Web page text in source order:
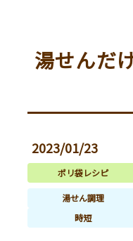
湯せんだ
2023/01/23
ポリ袋レシピ
湯せん調理
時短